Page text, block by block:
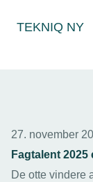
TEKNIQ NY
27. november
Fagtalent
De otte vindere